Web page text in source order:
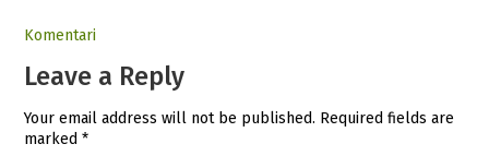
Komentari
Leave a Reply
Your email address will not be published. Required fields are
marked*